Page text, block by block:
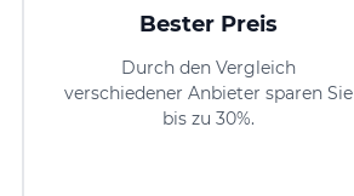
Bester Preis
Durch den Vergleich
verschiedener Anbieter sparen Sie
bis zu 30%.